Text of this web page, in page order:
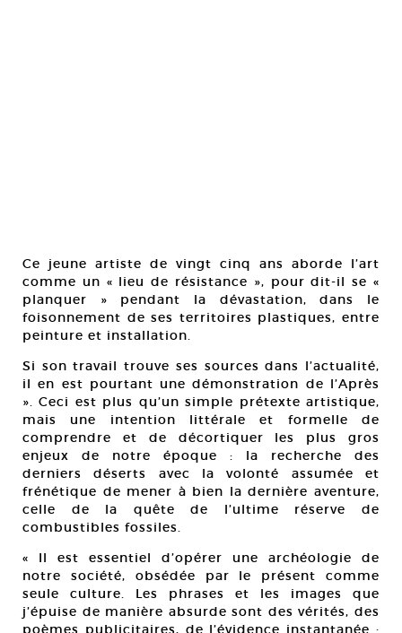
Ce jeune artiste de vingt cinq ans aborde l’art
comme un « lieu de résistance », pour dit-il se «
planquer » pendant la dévastation, dans le
foisonnement de ses territoires plastiques, entre
peinture et installation.
Si son travail trouve ses sources dans l’actualité,
il en est pourtant une démonstration de l’Après
». Ceci est plus qu’un simple prétexte artistique,
mais une intention littérale et formelle de
comprendre et de décortiquer les plus gros
enjeux de notre époque : la recherche des
derniers déserts avec la volonté assumée et
frénétique de mener à bien la dernière aventure,
celle de la quête de l’ultime réserve de
combustibles fossiles.
« Il est essentiel d’opérer une archéologie de
notre société, obsédée par le présent comme
seule culture. Les phrases et les images que
j’épuise de manière absurde sont des vérités, des
poèmes publicitaires, de l’évidence instantanée :